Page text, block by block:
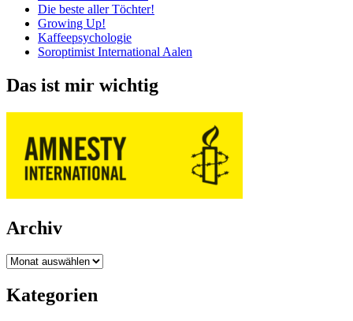
Die beste aller Töchter!
Growing Up!
Kaffeepsychologie
Soroptimist International Aalen
Das ist mir wichtig
Archiv
Archiv
Kategorien